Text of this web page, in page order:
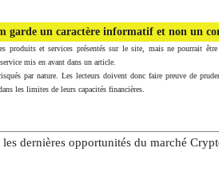
garde un caractère informatif et non un
produits et services présentés sur le site, mais ne pourrait
mis en avant dans un article.
par nature. Les lecteurs doivent donc faire preuve de
les limites de leurs capacités financières.
dernières opportunités du marché